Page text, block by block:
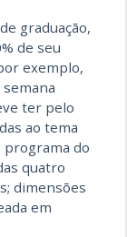
graduação,
de seu
exemplo,
ter pelo
ao tema
programa do
quatro
dimensões
em